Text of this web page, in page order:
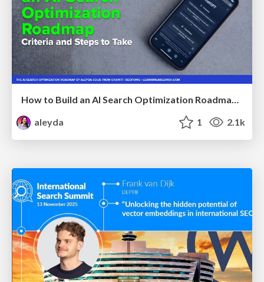
How to Build an AI Search Optimization Roadmap - Criteria and Steps to Take #SEOIRL
aleyda
1 2.1k